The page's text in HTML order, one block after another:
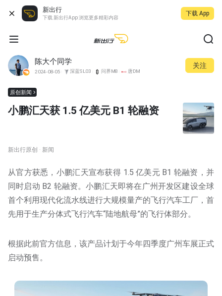
新出行
下载 新出行App 浏览更多精彩内容
下载 App
陈大个同学
2024-08-05 深蓝SL03 问界M8 唐DM
关注
原创新闻
小鹏汇天获 1.5 亿美元 B1 轮融资
新出行原创 · 新闻
从官方获悉，小鹏汇天宣布获得 1.5 亿美元 B1 轮融资，并
同时启动 B2 轮融资。小鹏汇天即将在广州开发区建设全球
首个利用现代化流水线进行大规模量产的飞行汽车工厂，首
先用于生产分体式飞行汽车“陆地航母”的飞行体部分。
根据此前官方信息，该产品计划于今年四季度广州车展正式
启动预售。